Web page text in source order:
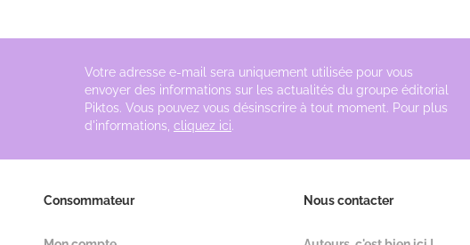
Votre adresse e-mail sera uniquement utilisée pour vous
envoyer des informations sur les actualités du groupe éditorial
Piktos. Vous pouvez vous désinscrire à tout moment. Pour plus
d'informations, cliquez ici.
Consommateur Nous contacter